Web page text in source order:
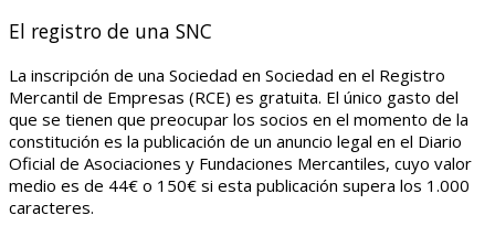
El registro de una SNC
La inscripción de una Sociedad en Sociedad en el Registro
Mercantil de Empresas (RCE) es gratuita. El único gasto del
que se tienen que preocupar los socios en el momento de la
constitución es la publicación de un anuncio legal en el Diario
Oficial de Asociaciones y Fundaciones Mercantiles, cuyo valor
medio es de 44€ o 150€ si esta publicación supera los 1.000
caracteres.